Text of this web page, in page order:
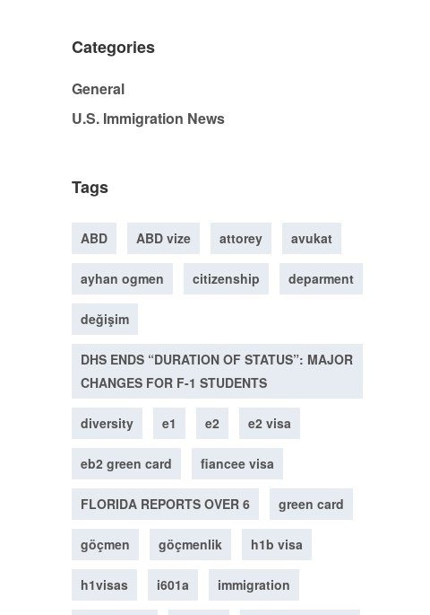
Categories
General
U.S. Immigration News
Tags
ABD ABD vize attorey avukat
ayhan ogmen citizenship deparment
değişim
DHS ENDS “DURATION OF STATUS”: MAJOR
CHANGES FOR F-1 STUDENTS
diversity e1 e2 e2 visa
eb2 green card fiancee visa
FLORIDA REPORTS OVER 6 green card
göçmen göçmenlik h1b visa
h1visas i601a immigration